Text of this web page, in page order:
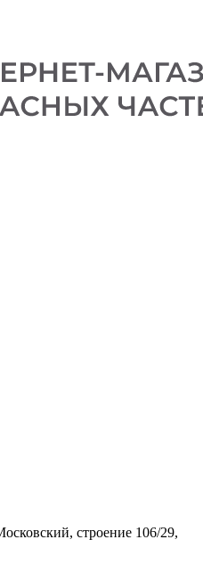
строение 106/29,